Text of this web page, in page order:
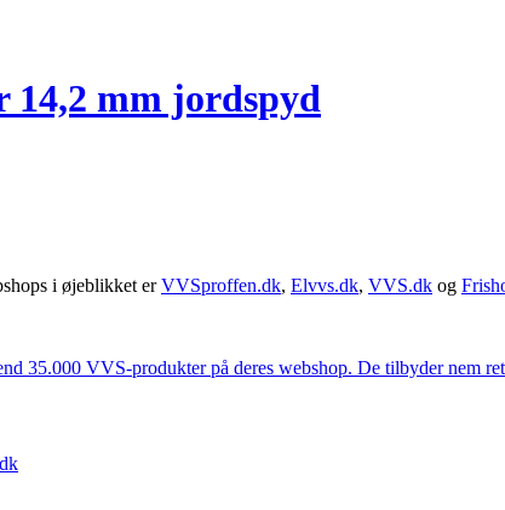
14,2 mm jordspyd
i øjeblikket erVVSproffen.dk, Elvvs.dk, VVS.dk og
35.000 VVS-produkter på deres webshop. De tilbyder nem